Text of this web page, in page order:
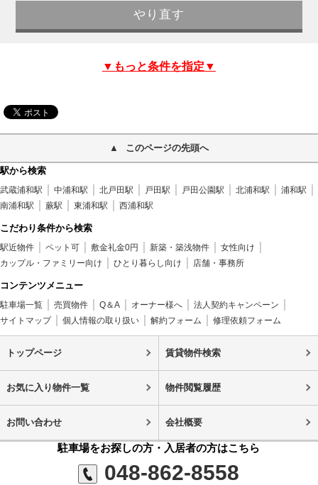
▼もっと条件を指定▼
このページの先頭へ
駅から検索
武蔵浦和駅 中浦和駅 北戸田駅 戸田駅 戸田公園駅 北浦和駅
浦和駅
南浦和駅
蕨駅 東浦和駅 西浦和駅
こだわり条件から検索
駅近物件 ペット可 敷金礼金0円 新築・築浅物件
女性向け
カップル・ファミリー向け
ひとり暮らし向け 店舗・事務所
コンテンツメニュー
駐車場一覧 売買物件 Q＆A オーナー様へ
法人契約キャンペーン
サイトマップ
個人情報の取り扱い 解約フォーム 修理依頼フォーム
トップページ 賃貸物件検索
お気に入り物件一覧 物件閲覧履歴
お問い合わせ 会社概要
駐車場をお探しの方・入居者の方はこちら
048-862-8558